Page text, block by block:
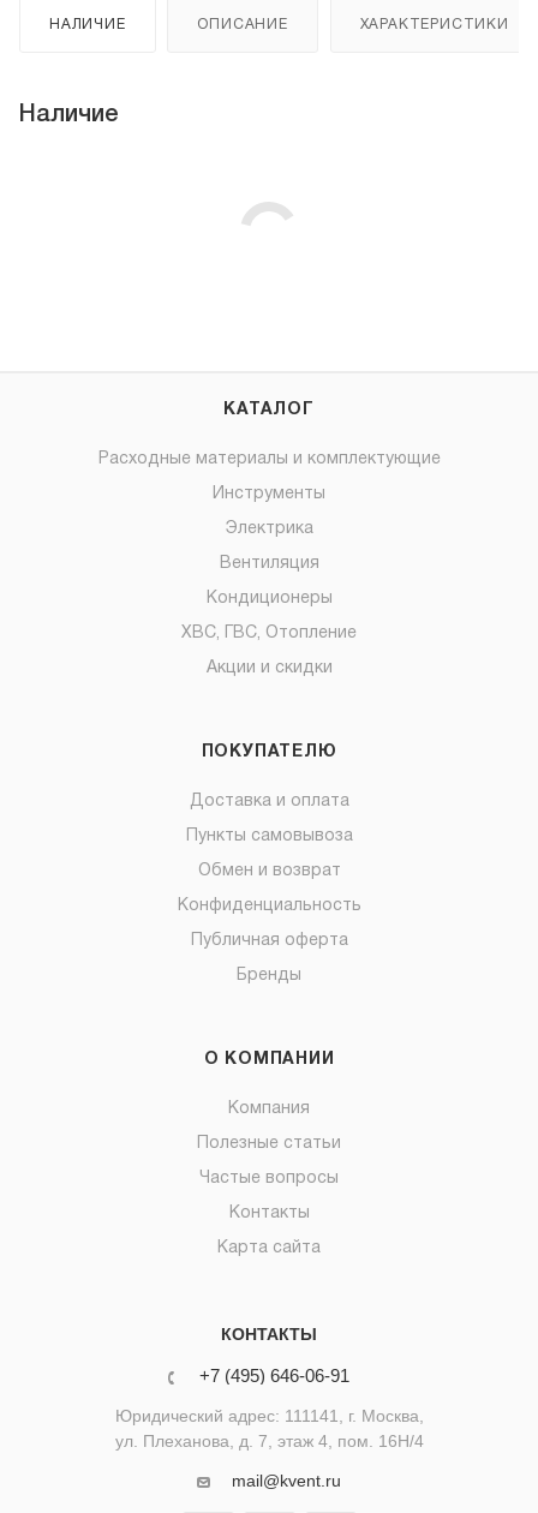
НАЛИЧИЕ ОПИСАНИЕ ХАРАКТЕРИСТИКИ
Наличие
КАТАЛОГ
Расходные материалы и комплектующие
Инструменты
Электрика
Вентиляция
Кондиционеры
ХВС, ГВС, Отопление
Акции и скидки
ПОКУПАТЕЛЮ
Доставка и оплата
Пункты самовывоза
Обмен и возврат
Конфиденциальность
Публичная оферта
Бренды
О КОМПАНИИ
Компания
Полезные статьи
Частые вопросы
Контакты
Карта сайта
КОНТАКТЫ
+7 (495) 646-06-91
Юридический адрес: 111141, г. Москва,
ул. Плеханова, д. 7, этаж 4, пом. 16Н/4
mail@kvent.ru